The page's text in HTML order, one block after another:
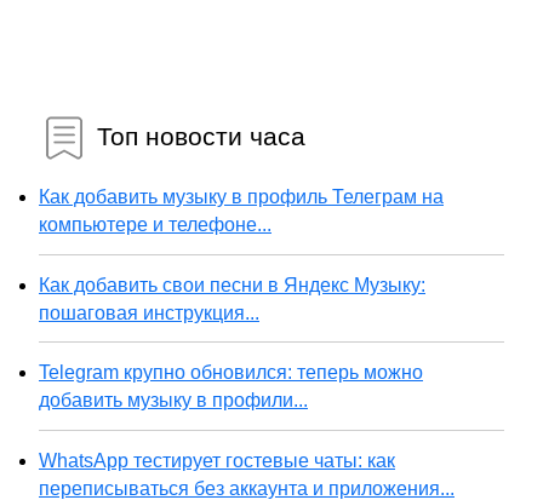
Топ новости часа
Как добавить музыку в профиль Телеграм на
компьютере и телефоне...
Как добавить свои песни в Яндекс Музыку:
пошаговая инструкция...
Telegram крупно обновился: теперь можно
добавить музыку в профили...
WhatsApp тестирует гостевые чаты: как
переписываться без аккаунта и приложения...